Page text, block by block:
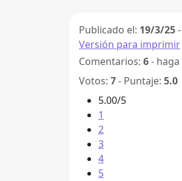
Publicado el: 19/3/25-
Versión para imprimir
Comentarios: 6- haga
Votos: 7- Puntaje: 5.0
5.00/5
1
2
3
4
5